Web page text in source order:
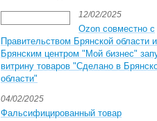
12/02/2025
Ozon совместно с
Правительством Брянской области и
Брянским центром "Мой бизнес"
витрину товаров "Сделано в
области"
04/02/2025
Фальсифицированный товар